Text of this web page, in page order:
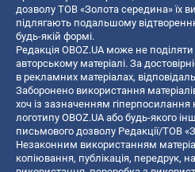
дозволу ТОВ «Золота середина» їх
підлягають подальшому
будь-якій формі.
Редакція OBOZ.UA може не
авторському матеріалі. За
в рекламних матеріалах,
Заборонено використання
хоч із зазначенням гіперпосилання
логотипу OBOZ.UA або будь-якого
письмового дозволу Редакції/ТОВ
Незаконним використанням
копiювання, публiкацiя, передрук,